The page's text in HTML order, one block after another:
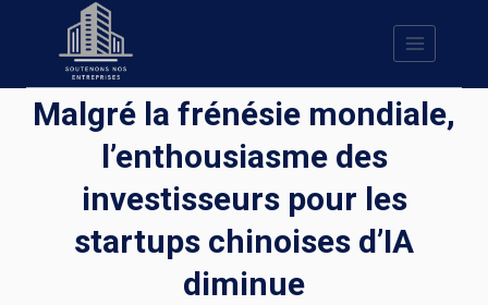
Malgré la frénésie mondiale,
l’enthousiasme des
investisseurs pour les
startups chinoises d’IA
diminue